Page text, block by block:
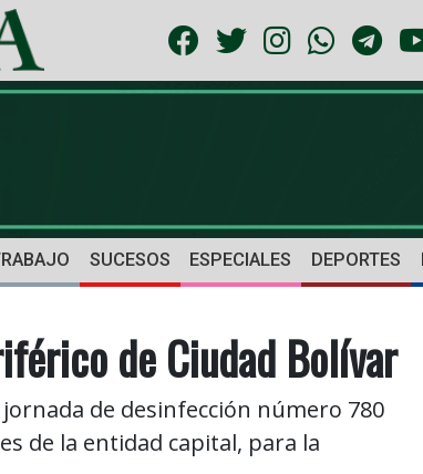
SUCESOS ESPECIALES DEPORTES
de Ciudad Bolívar
de desinfección número 780
de la entidad capital, para la